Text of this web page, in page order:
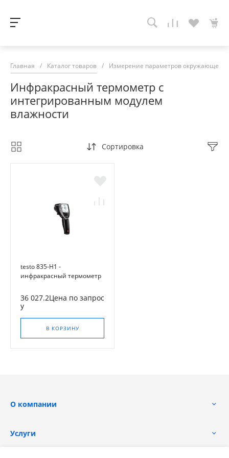
Главная / Каталог товаров / Измерение параметров окружающей
Инфракрасный термометр с
интегрированным модулем
влажности
Сортировка
testo 835-H1 -
инфракрасный термометр
модулем влажности
36 027.2Цена по запрос
у
В КОРЗИНУ
О компании
Услуги